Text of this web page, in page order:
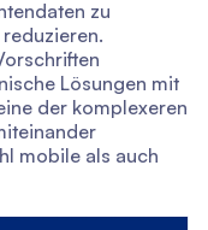
zu
Lösungen mit
der komplexeren
mobile als auch